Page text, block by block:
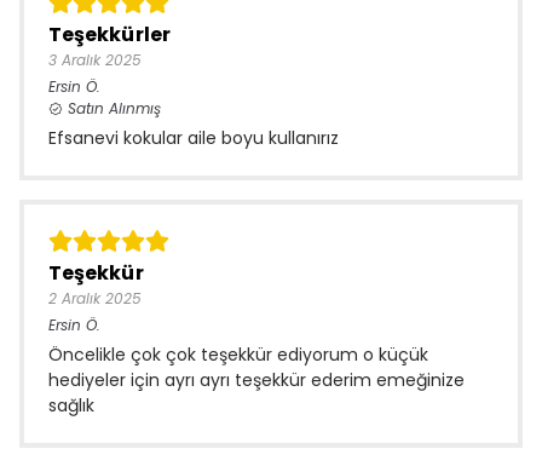
Teşekkürler
3 Aralık 2025
Ersin Ö.
Satın Alınmış
Efsanevi kokular aile boyu kullanırız
Teşekkür
2 Aralık 2025
Ersin Ö.
Öncelikle çok çok teşekkür ediyorum o küçük
hediyeler için ayrı ayrı teşekkür ederim emeğinize
sağlık